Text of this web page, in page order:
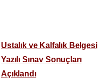
Ustalık ve Kalfalık Belgesi
Yazılı Sınav Sonuçları
Açıklandı